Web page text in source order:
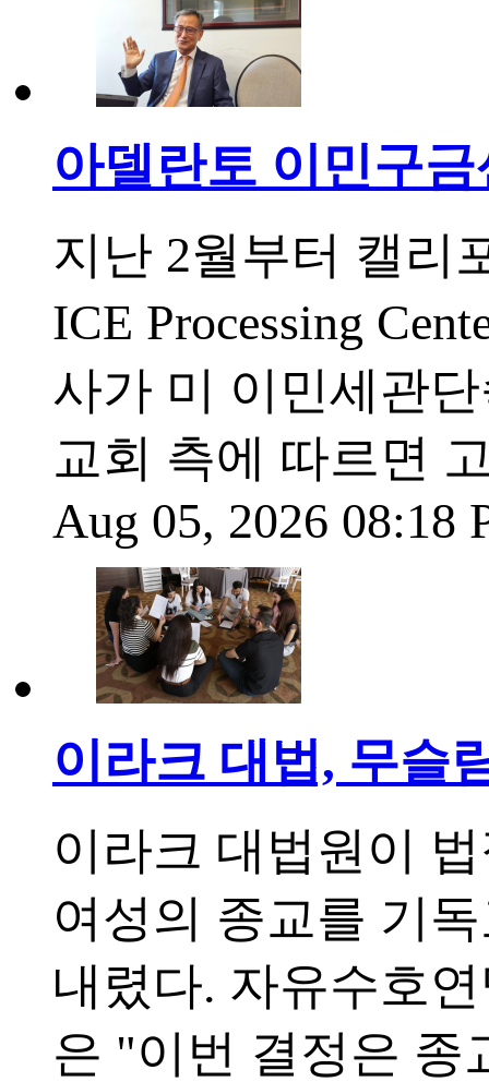
아델란토 이민구
지난 2월부터 캘리
ICE Processing
사가 미 이민세관
교회 측에 따르면
Aug 05, 2026 08:18
이라크 대법, 무슬
이라크 대법원이
여성의 종교를 기
내렸다. 자유수호연
은 "이번 결정은